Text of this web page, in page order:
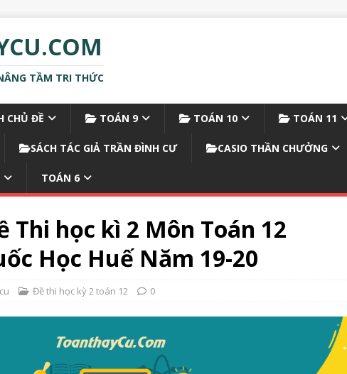
TẦM TRI THỨC
CHỦ ĐỀ TOÁN 9 TOÁN 10 TOÁN 11
SÁCH TÁC GIẢ TRẦN ĐÌNH CƯ CASIO THẦN CHƯỞNG
TOÁN 6
Thi học kì 2 Môn Toán 12
Học Huế Năm 19-20
Đề thi học kỳ 2 toán 12 0